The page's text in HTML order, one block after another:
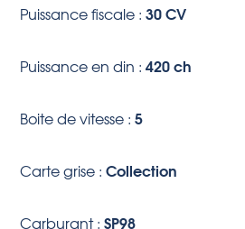
Puissance fiscale :30 CV
Puissance en din :420 ch
Boite de vitesse :5
Carte grise :Collection
Carburant :SP98